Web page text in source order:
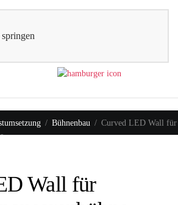
Bühnenbau
Curved LED Wall für
Wall für